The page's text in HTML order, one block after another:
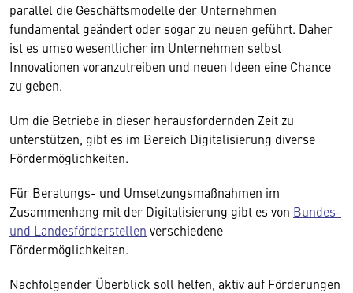
parallel die Geschäftsmodelle der Unternehmen
fundamental geändert oder sogar zu neuen geführt. Daher
ist es umso wesentlicher im Unternehmen selbst
Innovationen voranzutreiben und neuen Ideen eine Chance
zu geben.
Um die Betriebe in dieser herausfordernden Zeit zu
unterstützen, gibt es im Bereich Digitalisierung diverse
Fördermöglichkeiten.
Für Beratungs- und Umsetzungsmaßnahmen im
Zusammenhang mit der Digitalisierung gibt es von Bundes-
und Landesförderstellen verschiedene
Fördermöglichkeiten.
Nachfolgender Überblick soll helfen, aktiv auf Förderungen